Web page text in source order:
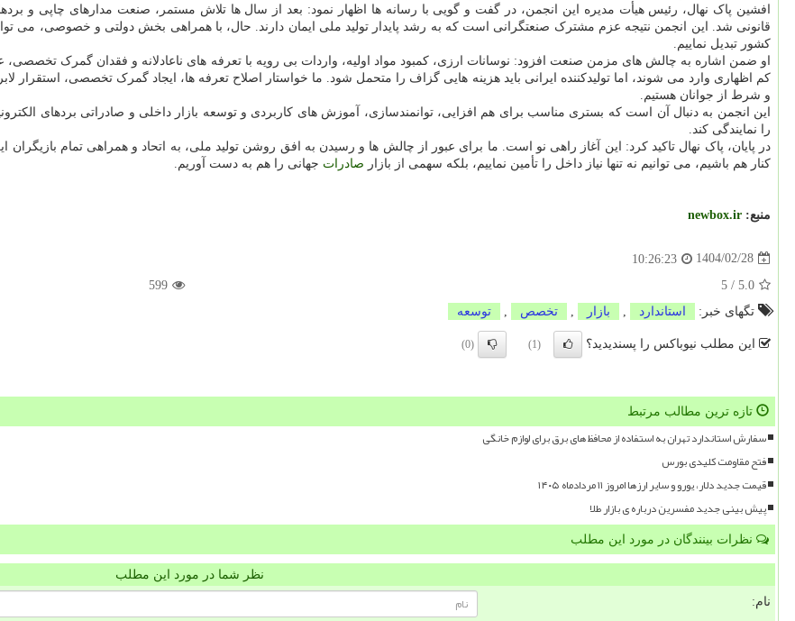
افشین پاک نهال، رئیس هیأت مدیره این انجمن، در گفت و گویی با رسانه ها اظهار نمود: بعد از سال ها تلاش مستمر، صنعت مدارهای چاپی و
قانونی شد. این انجمن نتیجه عزم مشترک صنعتگرانی است که به رشد پایدار تولید ملی ایمان دارند. حال، با همراهی بخش دولتی و خصوصی، می
کشور تبدیل نماییم.
او ضمن اشاره به چالش های مزمن صنعت افزود: نوسانات ارزی، کمبود مواد اولیه، واردات بی رویه با تعرفه های ناعادلانه و فقدان گمرک
کم اظهاری وارد می شوند، اما تولیدکننده ایرانی باید هزینه هایی گزاف را متحمل شود. ما خواستار اصلاح تعرفه ها، ایجاد گمرک تخصصی،
و شرط از جوانان هستیم.
این انجمن به دنبال آن است که بستری مناسب برای هم افزایی، توانمندسازی، آموزش های کاربردی و توسعه بازار داخلی و صادراتی بردهای
را نمایندگی کند.
در پایان، پاک نهال تاکید کرد: این آغاز راهی نو است. ما برای عبور از چالش ها و رسیدن به افق روشن تولید ملی، به اتحاد و همراهی تمام بازیگران
کنار هم باشیم، می توانیم نه تنها نیاز داخل را تأمین نماییم، بلکه سهمی از بازار صادرات جهانی را هم به دست آوریم.
منبع: newbox.ir
1404/02/28
10:26:23
5.0
/
5
599
تگهای خبر:
استاندارد بازار تخصص توسعه
این مطلب نیوباکس را پسندیدید؟ (1)
(0)
تازه ترین مطالب مرتبط
سفارش استاندارد تهران به استفاده از محافظ های برق برای لوازم خانگی
فتح مقاومت کلیدی بورس
قیمت جدید دلار، یورو و سایر ارزها امروز ۱۱ مردادماه ۱۴۰۵
پیش بینی جدید مفسرین درباره ی بازار طلا
نظرات بینندگان در مورد این مطلب
نظر شما در مورد این مطلب
نام: